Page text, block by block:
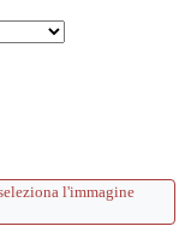
l'immagine